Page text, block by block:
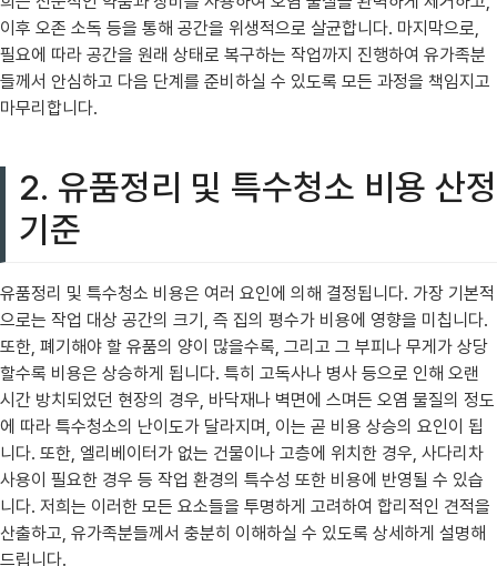
이후 오존 소독 등을 통해 공간을 위생적으로 살균합니다. 마지막으로,
필요에 따라 공간을 원래 상태로 복구하는 작업까지 진행하여 유가족분
들께서 안심하고 다음 단계를 준비하실 수 있도록 모든 과정을 책임지고
마무리합니다.
2. 유품정리 및 특수청소 비용 산정
기준
유품정리 및 특수청소 비용은 여러 요인에 의해 결정됩니다. 가장 기본적
으로는 작업 대상 공간의 크기, 즉 집의 평수가 비용에 영향을 미칩니다.
또한, 폐기해야 할 유품의 양이 많을수록, 그리고 그 부피나 무게가 상당
할수록 비용은 상승하게 됩니다. 특히 고독사나 병사 등으로 인해 오랜
시간 방치되었던 현장의 경우, 바닥재나 벽면에 스며든 오염 물질의 정도
에 따라 특수청소의 난이도가 달라지며, 이는 곧 비용 상승의 요인이 됩
니다. 또한, 엘리베이터가 없는 건물이나 고층에 위치한 경우, 사다리차
사용이 필요한 경우 등 작업 환경의 특수성 또한 비용에 반영될 수 있습
니다. 저희는 이러한 모든 요소들을 투명하게 고려하여 합리적인 견적을
산출하고, 유가족분들께서 충분히 이해하실 수 있도록 상세하게 설명해
드립니다.